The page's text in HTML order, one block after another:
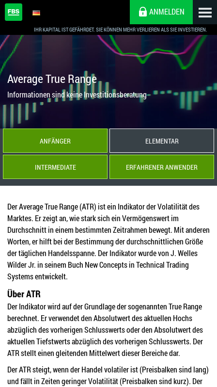
IHR KAPITAL IST GEFÄHRDET. SIE KÖNNEN MEHR VERLIEREN ALS SIE INVESTIEREN.
ANMELDEN
Average True Range
Informationen sind keine Investitionsberatung
ANFÄNGER ELEMENTAR
INTERMEDIATE ERFAHRENER ANWENDER
Der Average True Range (ATR) ist ein Indikator der Volatilität des
Marktes. Er zeigt an, wie stark sich ein Vermögenswert im
Durchschnitt in einem bestimmten Zeitrahmen bewegt. Mit anderen
Worten, er hilft bei der Bestimmung der durchschnittlichen Größe
der täglichen Handelsspanne. Der Indikator wurde von J. Welles
Wilder Jr. in seinem Buch New Concepts in Technical Trading
Systems entwickelt.
Über ATR
Der Indikator wird auf der Grundlage der sogenannten True Range
berechnet. Er verwendet den Absolutwert des aktuellen Hochs
abzüglich des vorherigen Schlusswerts oder den Absolutwert des
aktuellen Tiefstwerts abzüglich des vorherigen Schlusswerts. Der
ATR stellt einen gleitenden Mittelwert dieser Bereiche dar.
Der ATR steigt, wenn der Handel volatiler ist (Preisbalken sind lang)
und fällt in Zeiten geringer Volatilität (Preisbalken sind kurz). Der